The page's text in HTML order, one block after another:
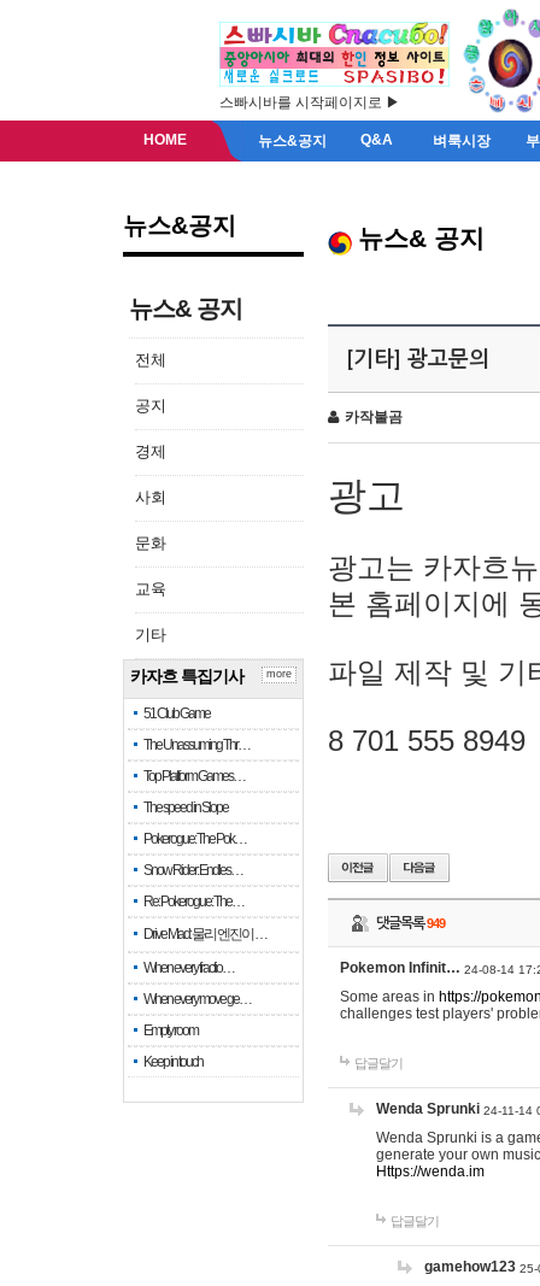
스빠시바를 시작페이지로 ▶
HOME 뉴스&공지 Q&A 벼룩시장
뉴스&공지
뉴스& 공지
전체
공지
경제
사회
문화
교육
기타
카자흐 특집기사
51 Club Game
The Unassuming Thr…
Top Platform Games…
The speed in Slope
Pokerogue: The Pok…
Snow Rider: Endles…
Re: Pokerogue: The…
Drive Mad: 물리 엔진이 …
When every fractio…
When every move ge…
Empty room
Keep in touch
more
뉴스& 공지
[기타] 광고문의
카작불곰
광고
광고는 카자흐
본 홈페이지에
파일 제작 및 기
8 701 555 8949
댓글목록949
Pokemon Infinit… 24-08-14
Some areas in https://
challenges test players'
답글달기
Wenda Sprunki 24-11-14
Wenda Sprunki is a
generate your own
Https://wenda.im
답글달기
gamehow123 25-